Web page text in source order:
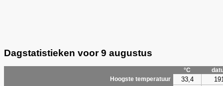
Dagstatistieken voor 9 augustus
°C
Hoogste temperatuur
33,4